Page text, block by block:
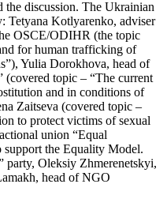
the discussion. The Ukrainian
Tetyana Kotlyarenko, adviser
OSCE/ODIHR (the topic
for human trafficking of
Yulia Dorokhova, head of
topic – “The current
and in conditions of
Zaitseva (covered topic –
to protect victims of sexual
union “Equal
support the Equality Model.
party, Oleksiy Zhmerenetskyi,
head of NGO